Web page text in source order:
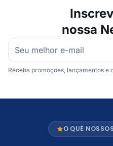
nossa
Receba promoções, lançamentos
O QUE